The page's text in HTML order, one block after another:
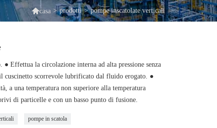
casa > prodotti > pompe inscatolate verticali
Effettua la circolazione interna ad alta pressione senza
cuscinetto scorrevole lubrificato dal fluido erogato. ●
a una temperatura non superiore alla temperatura
di particelle e con un basso punto di fusione.
pompe in scatola